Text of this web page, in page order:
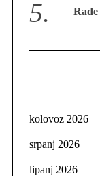
Rade
kolovoz 2026
srpanj 2026
lipanj 2026